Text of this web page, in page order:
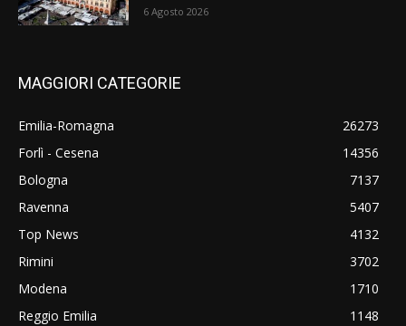
6 Agosto 2026
MAGGIORI CATEGORIE
Emilia-Romagna
26273
Forlì - Cesena
14356
Bologna
7137
Ravenna
5407
Top News
4132
Rimini
3702
Modena
1710
Reggio Emilia
1148